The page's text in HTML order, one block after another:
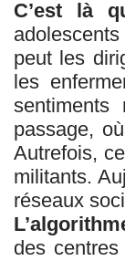
C’est là
peut les
les
sentiments
passage,
Autrefois,
militants.
réseaux
des